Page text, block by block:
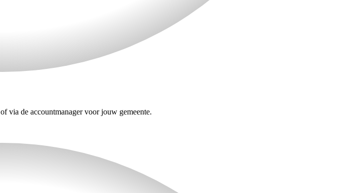
of via de accountmanager voor jouw gemeente.